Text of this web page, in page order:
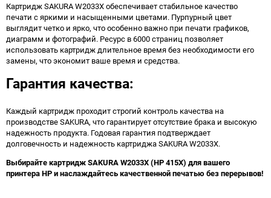
Картридж SAKURA W2033X обеспечивает стабильное качество
печати с яркими и насыщенными цветами. Пурпурный цвет
выглядит четко и ярко, что особенно важно при печати графиков,
диаграмм и фотографий. Ресурс в 6000 страниц позволяет
использовать картридж длительное время без необходимости его
замены, что экономит ваше время и средства.
Гарантия качества:
Каждый картридж проходит строгий контроль качества на
производстве SAKURA, что гарантирует отсутствие брака и высокую
надежность продукта. Годовая гарантия подтверждает
долговечность и надежность картриджа SAKURA W2033X.
Выбирайте картридж SAKURA W2033X (HP 415X) для вашего
принтера HP и наслаждайтесь качественной печатью без перерывов!